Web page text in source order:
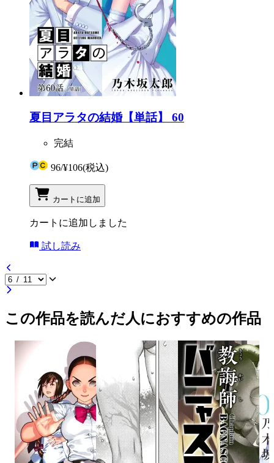
夏目アラタの結婚【単話】 60
完結
96/¥106(税込)
カートに追加
カートに追加しました
試し読み
この作品を読んだ人におすすめの作品